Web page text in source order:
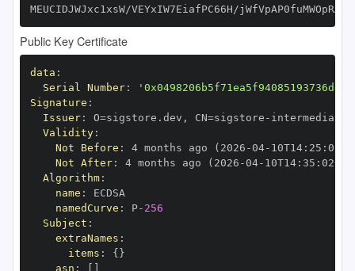
MEUCIDJWJxc1xsW/VEYxIW7EiafPC66H/
Public Key Certificate
data :
Serial Number:
Signature :
Issuer: O=sigstore.dev , CN=sigstore -
Validity:
Not Before : 4 months ago (2026 -04- 10T14: 25 :
Not After: 4 months ago (2026 -04- 10T14: 35 : 02+00
Algorithm:
name :
namedCurve : P- 256
Subject :
extraNames :
items : { }
asn :